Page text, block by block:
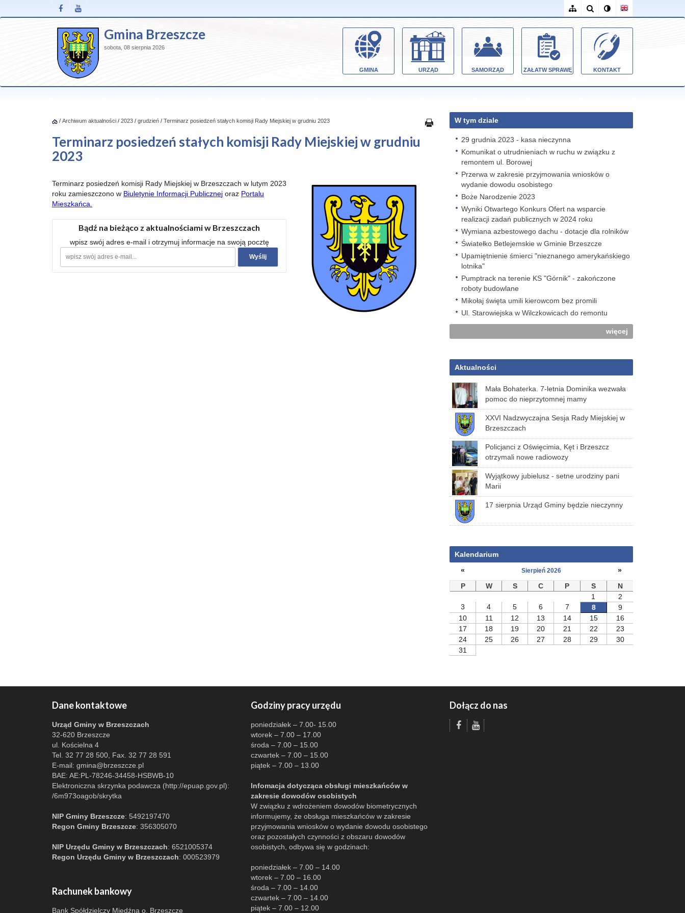
Gmina Brzeszcze
sobota, 08 sierpnia 2026
GMINA URZĄD SAMORZĄD ZAŁATW SPRAWĘ KONTAKT
/ Archiwum aktualności / 2023 / grudzień / Terminarz posiedzeń stałych komisji Rady Miejskiej w grudniu 2023
Terminarz posiedzeń stałych komisji Rady Miejskiej w grudniu
2023
Terminarz posiedzeń komisji Rady Miejskiej w Brzeszczach w lutym 2023
roku zamieszczono w Biuletynie Informacji Publicznej oraz Portalu
Mieszkańca
Bądź na bieżąco z aktualnościami w Brzeszczach
wpisz swój adres e-mail i otrzymuj informacje na swoją pocztę
W tym dziale
29 grudnia 2023 - kasa nieczynna
Komunikat o utrudnieniach w ruchu w związku z
remontem ul. Borowej
Przerwa w zakresie przyjmowania wniosków o
wydanie dowodu osobistego
Boże Narodzenie 2023
Wyniki Otwartego Konkurs Ofert na wsparcie
realizacji zadań publicznych w 2024 roku
Wymiana azbestowego dachu - dotacje dla rolników
Światełko Betlejemskie w Gminie Brzeszcze
Upamiętnienie śmierci "nieznanego amerykańskiego
lotnika"
Pumptrack na terenie KS "Górnik" - zakończone
roboty budowlane
Mikołaj święta umili kierowcom bez promili
Ul. Starowiejska w Wilczkowicach do remontu
więcej
Aktualności
Mała Bohaterka. 7-letnia Dominika wezwała
pomoc do nieprzytomnej mamy
XXVI Nadzwyczajna Sesja Rady Miejskiej w
Brzeszczach
Policjanci z Oświęcimia, Kęt i Brzeszcz
otrzymali nowe radiowozy
Wyjątkowy jubielusz - setne urodziny pani
Marii
17 sierpnia Urząd Gminy będzie nieczynny
Kalendarium
«
Sierpień 2026
»
P
W S C P S
N
1
2
3
4 5 6 7 8
9
10
11 12 13 14 15
16
17
18 19 20 21 22
23
24
25 26 27 28 29
30
31
Dane kontaktowe
Urząd Gminy w Brzeszczach
32-620 Brzeszcze
ul. Kościelna 4
Tel. 32 77 28 500, Fax. 32 77 28 591
E-mail: gmina@brzeszcze.pl
BAE: AE:PL-78246-34458-HSBWB-10
Elektroniczna skrzynka podawcza (http://epuap.gov.pl):
/6m973oagob/skrytka
NIP Gminy Brzeszcze: 5492197470
Regon Gminy Brzeszcze: 356305070
NIP Urzędu Gminy w Brzeszczach: 6521005374
Regon Urzędu Gminy w Brzeszczach: 000523979
Rachunek bankowy
Bank Spółdzielczy Miedźna o. Brzeszcze
Godziny pracy urzędu
poniedziałek – 7.00- 15.00
wtorek – 7.00 – 17.00
środa – 7.00 – 15.00
czwartek – 7.00 – 15.00
piątek – 7.00 – 13.00
Infomacja dotycząca obsługi mieszkańców w
zakresie dowodów osobistych
W związku z wdrożeniem dowodów biometrycznych
informujemy, że obsługa mieszkańców w zakresie
przyjmowania wniosków o wydanie dowodu osobistego
oraz pozostałych czynności z obszaru dowodów
osobistych, odbywa się w godzinach:
poniedziałek – 7.00 – 14.00
wtorek – 7.00 – 16.00
środa – 7.00 – 14.00
czwartek – 7.00 – 14.00
piątek – 7.00 – 12.00
Dołącz do nas